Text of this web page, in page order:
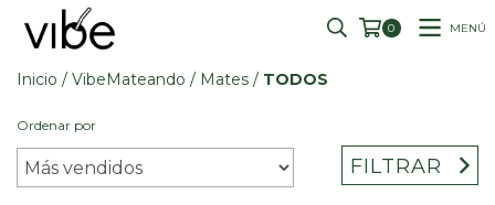
0 MENÚ
Inicio / VibeMateando / Mates / TODOS
Ordenar por
FILTRAR